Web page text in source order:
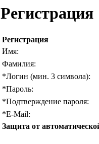
Регистрация
Регистрация
Имя:
Фамилия:
*Логин (мин. 3 символа):
*Пароль:
*Подтверждение пароля:
*E-Mail:
Защита от